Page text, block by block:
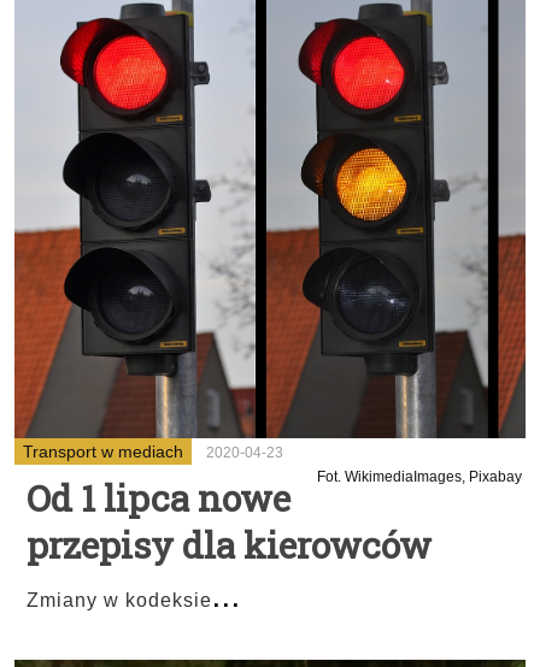
Transport w mediach
2020-04-23
Fot. WikimediaImages, Pixabay
Od 1 lipca nowe
przepisy dla kierowców
Zmiany w kodeksie...